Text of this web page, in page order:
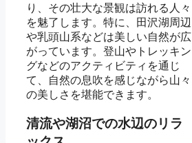
り、その壮大な景観は訪れる人々
を魅了します。特に、田沢湖周辺
や乳頭山系などは美しい自然が広
がっています。登山やトレッキン
グなどのアクティビティを通じ
て、自然の息吹を感じながら山々
の美しさを堪能できます。
清流や湖沼での水辺のリラ